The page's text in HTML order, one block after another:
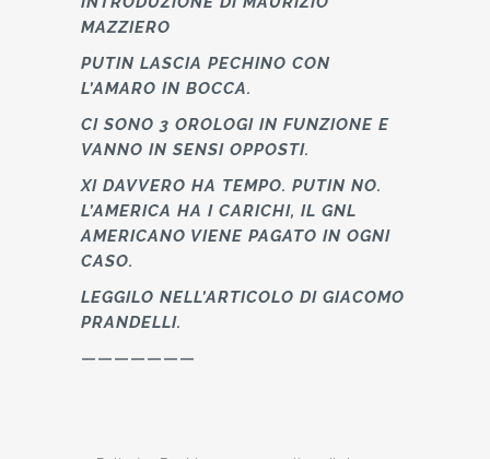
MAZZIERO
PUTIN LASCIA PECHINO CON
L’AMARO IN BOCCA.
CI SONO 3 OROLOGI IN FUNZIONE E
VANNO IN SENSI OPPOSTI.
XI DAVVERO HA TEMPO. PUTIN NO.
L’AMERICA HA I CARICHI, IL GNL
AMERICANO VIENE PAGATO IN OGNI
CASO.
LEGGILO NELL’ARTICOLO DI GIACOMO
PRANDELLI.
———————